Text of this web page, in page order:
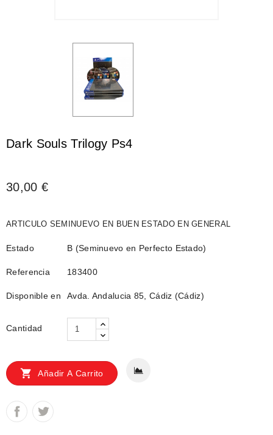
Dark Souls Trilogy Ps4
30,00 €
ARTICULO SEMINUEVO EN BUEN ESTADO EN GENERAL
Estado B (Seminuevo en Perfecto Estado)
Referencia 183400
Disponible en Avda. Andalucia 85, Cádiz (Cádiz)
Cantidad
 Añadir A Carrito